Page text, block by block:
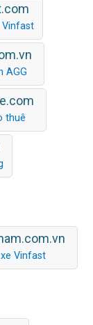
Vinfast
AGG
thuê
Vinfast